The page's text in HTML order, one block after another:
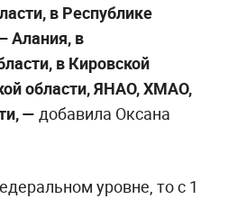
в Республике
Алания, в
в Кировской
области, ЯНАО, ХМАО,
— добавила Оксана
уровне, то с 1